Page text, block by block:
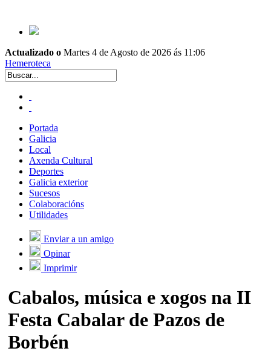
Actualizado o Martes 4 de Agosto de 2026 ás 11:06
Hemeroteca
Portada
Galicia
Local
Axenda Cultural
Deportes
Galicia exterior
Sucesos
Colaboracións
Utilidades
Enviar a un amigo
Opinar
Imprimir
Cabalos, música e xogos na II
Festa Cabalar de Pazos de
Borbén